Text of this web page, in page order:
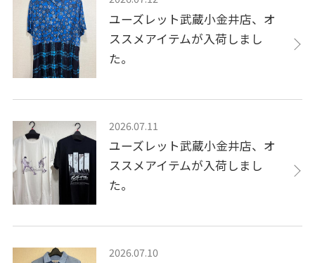
ユーズレット武蔵小金井店、オ
ススメアイテムが入荷しまし
た。
2026.07.11
ユーズレット武蔵小金井店、オ
ススメアイテムが入荷しまし
た。
2026.07.10